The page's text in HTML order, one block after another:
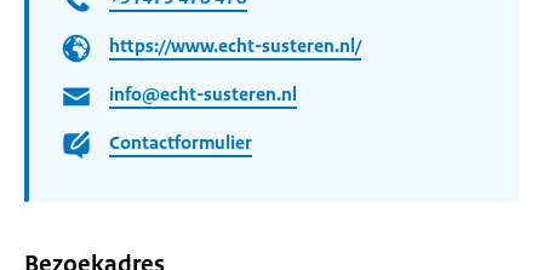
https://www.echt-susteren.nl/
info@echt-susteren.nl
Contactformulier